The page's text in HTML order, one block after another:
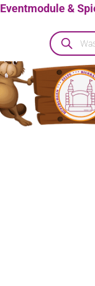
Eventmodule &